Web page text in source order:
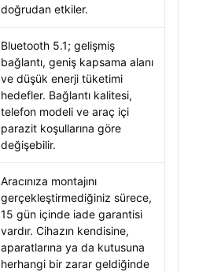
doğrudan etkiler.
Bluetooth 5.1; gelişmiş
bağlantı, geniş kapsama alanı
ve düşük enerji tüketimi
hedefler. Bağlantı kalitesi,
telefon modeli ve araç içi
parazit koşullarına göre
değişebilir.
Aracınıza montajını
gerçekleştirmediğiniz sürece,
15 gün içinde iade garantisi
vardır. Cihazın kendisine,
aparatlarına ya da kutusuna
herhangi bir zarar geldiğinde